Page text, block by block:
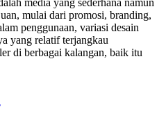
media yang sederhana namun
mulai dari promosi, branding,
penggunaan, variasi desain
yang relatif terjangkau
di berbagai kalangan, baik itu